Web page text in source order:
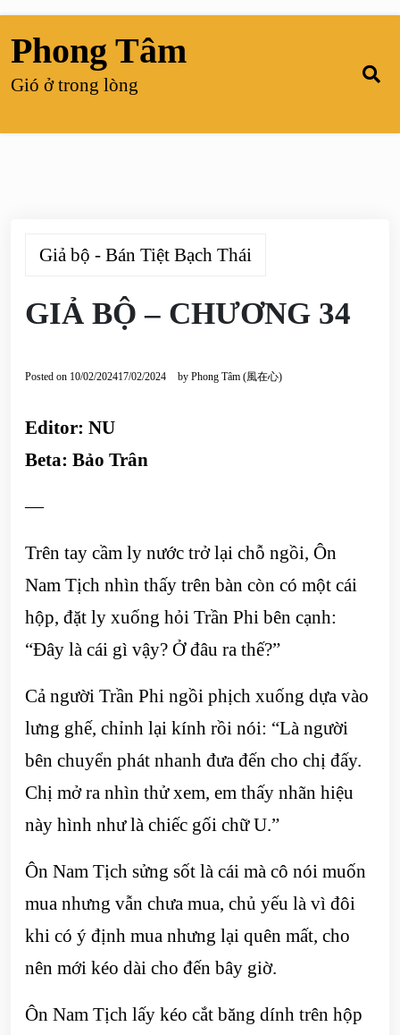
Phong Tâm
Gió ở trong lòng
Giả bộ - Bán Tiệt Bạch Thái
GIẢ BỘ – CHƯƠNG 34
Posted on 10/02/202417/02/2024 by Phong Tâm (風在心)
Editor: NU
Beta: Bảo Trân
—
Trên tay cầm ly nước trở lại chỗ ngồi, Ôn
Nam Tịch nhìn thấy trên bàn còn có một cái
hộp, đặt ly xuống hỏi Trần Phi bên cạnh:
“Đây là cái gì vậy? Ở đâu ra thế?”
Cả người Trần Phi ngồi phịch xuống dựa vào
lưng ghế, chỉnh lại kính rồi nói: “Là người
bên chuyển phát nhanh đưa đến cho chị đấy.
Chị mở ra nhìn thử xem, em thấy nhãn hiệu
này hình như là chiếc gối chữ U.”
Ôn Nam Tịch sửng sốt là cái mà cô nói muốn
mua nhưng vẫn chưa mua, chủ yếu là vì đôi
khi có ý định mua nhưng lại quên mất, cho
nên mới kéo dài cho đến bây giờ.
Ôn Nam Tịch lấy kéo cắt băng dính trên hộp